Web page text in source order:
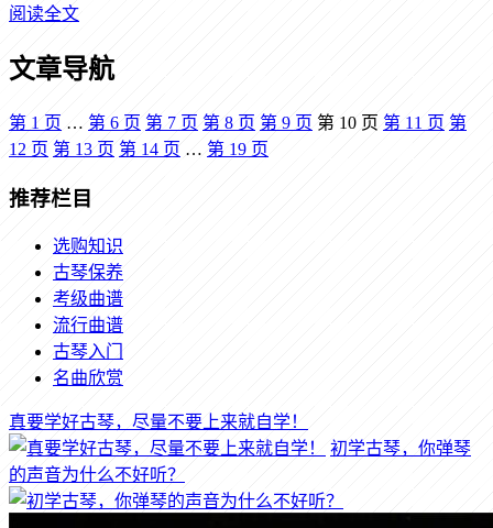
阅读全文
文章导航
第 1 页 … 第 6 页 第 7 页 第 8 页 第 9 页 第 10 页 第 11 页 第
12 页 第 13 页 第 14 页 … 第 19 页
推荐栏目
选购知识
古琴保养
考级曲谱
流行曲谱
古琴入门
名曲欣赏
真要学好古琴，尽量不要上来就自学！
初学古琴，你弹琴
的声音为什么不好听？